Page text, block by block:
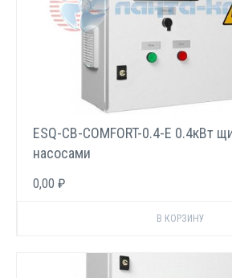
ESQ-CB-COMFORT-0.4-E 0.4кВт
насосами
0,00 ₽